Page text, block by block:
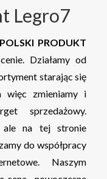
Legro7
POLSKI PRODUKT
Działamy od
starając się
więc zmieniamy i
sprzedażowy.
ale na tej stronie
do współpracy
Naszym